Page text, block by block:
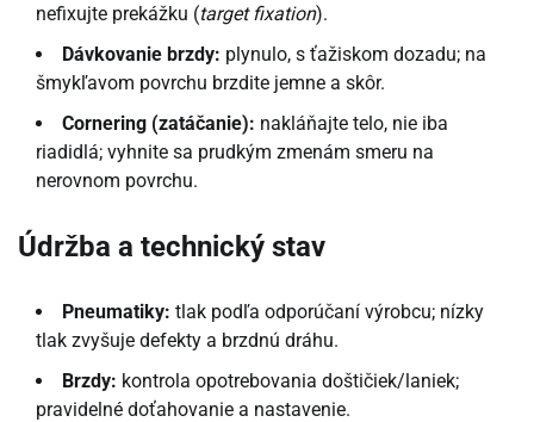
nefixujte prekážku (target fixation).
Dávkovanie brzdy: plynulo, s ťažiskom dozadu; na
šmykľavom povrchu brzdite jemne a skôr.
Cornering (zatáčanie): nakláňajte telo, nie iba
riadidlá; vyhnite sa prudkým zmenám smeru na
nerovnom povrchu.
Údržba a technický stav
Pneumatiky: tlak podľa odporúčaní výrobcu; nízky
tlak zvyšuje defekty a brzdnú dráhu.
Brzdy: kontrola opotrebovania doštičiek/laniek;
pravidelné doťahovanie a nastavenie.